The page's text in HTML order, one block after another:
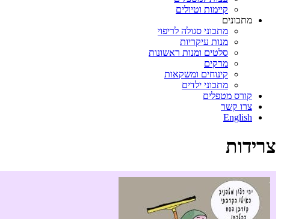
קיימות וטיולים
מתכונים
מתכוני סגולה לריפוי
מנות עיקריות
סלטים ומנות ראשונות
מרקים
קינוחים ומשקאות
מתכוני ילדים
קורס מטפלים
צרו קשר
English
צרידות